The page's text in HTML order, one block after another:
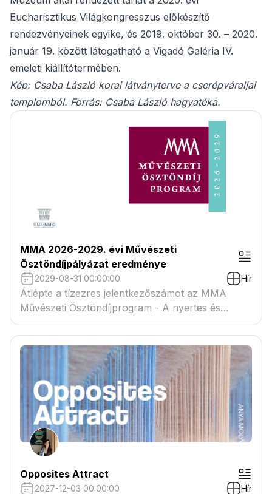
Eucharisztikus Világkongresszus előkészítő
rendezvényeinek egyike, és 2019. október 30. – 2020.
január 19. között látogatható a Vigadó Galéria IV.
emeleti kiállítótermében.
Kép: Csaba László korai látványterve a cserépváraljai
templomból. Forrás: Csaba László hagyatéka.
MMA 2026-2029. évi Művészeti
Ösztöndíjpályázat eredménye
2029-08-31 00:00:00 Hír
Átlépte a tízezres jelentkezőszámot az MMA
Művészeti Ösztöndíjprogram - A nyertes és
tartaléklistás pályázók névsora megtekinthető a
csatolmányban
Opposites Attract
2027-12-03 00:00:00 Hír